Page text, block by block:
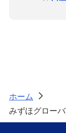
ホーム
>
みずほグロー